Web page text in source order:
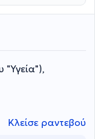
ποιότητα
"Υγεία"),
Κλείσε ραντεβού